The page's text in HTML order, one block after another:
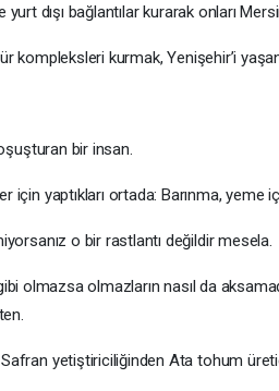
dışı bağlantılar kurarak onları
kompleksleri kurmak, Yenişehir’i
bir insan.
için yaptıkları ortada: Barınma, yeme
o bir rastlantı değildir mesela.
olmazsa olmazların nasıl da
yetiştiriciliğinden Ata tohum